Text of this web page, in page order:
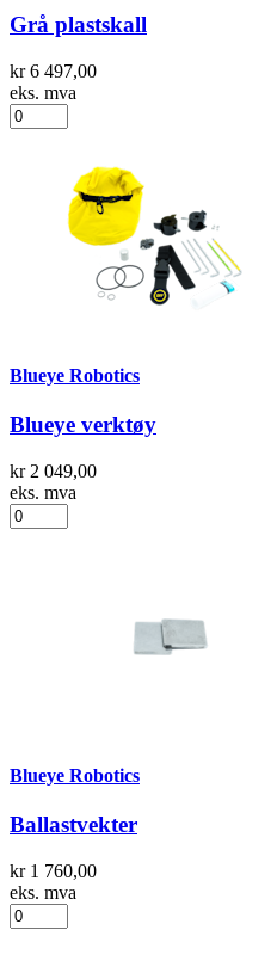
Grå plastskall
kr 6 497,00
eks. mva
Blueye Robotics
Blueye verktøy
kr 2 049,00
eks. mva
Blueye Robotics
Ballastvekter
kr 1 760,00
eks. mva